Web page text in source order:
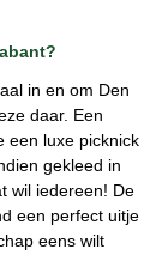
in en om Den
daar. Een
een luxe picknick
gekleed in
wil iedereen! De
een perfect uitje
eens wilt